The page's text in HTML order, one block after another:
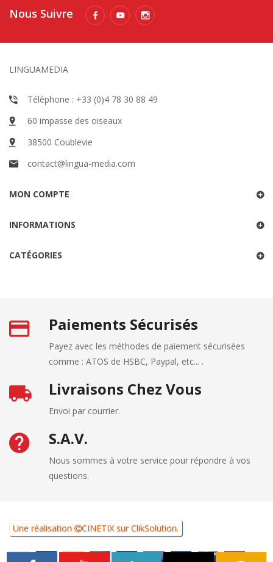
Nous Suivre
LINGUAMEDIA
Téléphone : +33 (0)4 78 30 88 49
60 impasse des oiseaux
38500 Coublevie
contact@lingua-media.com
MON COMPTE
INFORMATIONS
CATÉGORIES
Paiements Sécurisés
Payez avec les méthodes de paiement sécurisées
comme : ATOS de HSBC, Paypal, etc... .
Livraisons Chez Vous
Envoi par courrier.
S.A.V.
Nous sommes à votre service pour répondre à vos
questions.
Une réalisation CINETIX surClikSolution.